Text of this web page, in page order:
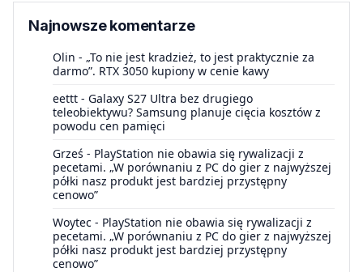
Najnowsze komentarze
Olin - „To nie jest kradzież, to jest praktycznie za
darmo”. RTX 3050 kupiony w cenie kawy
eettt - Galaxy S27 Ultra bez drugiego
teleobiektywu? Samsung planuje cięcia kosztów z
powodu cen pamięci
Grześ - PlayStation nie obawia się rywalizacji z
pecetami. „W porównaniu z PC do gier z najwyższej
półki nasz produkt jest bardziej przystępny
cenowo”
Woytec - PlayStation nie obawia się rywalizacji z
pecetami. „W porównaniu z PC do gier z najwyższej
półki nasz produkt jest bardziej przystępny
cenowo”